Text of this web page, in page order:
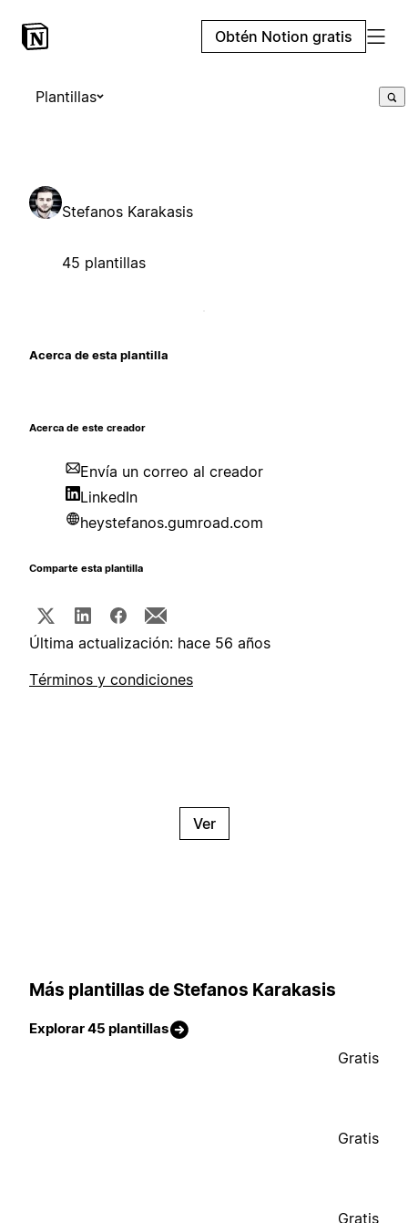
Obtén Notion gratis
Plantillas
Stefanos Karakasis
45 plantillas
Acerca de esta plantilla
Acerca de este creador
Envía un correo al creador
LinkedIn
heystefanos.gumroad.com
Comparte esta plantilla
Última actualización: hace 56 años
Términos y condiciones
Ver
Más plantillas de Stefanos Karakasis
Explorar 45 plantillas
Gratis
Gratis
Gratis